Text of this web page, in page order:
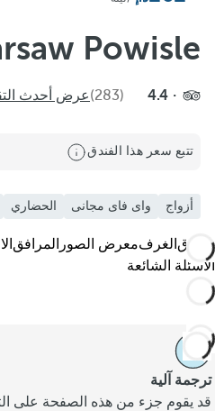
Powisle
4.4
(283) عرض أحدث
تتبع سعر هذا الفندق
أزواج واى فاى مجانى الحضاري
الفندق الغرفمعرض الصور المرافق
الأسئلة الشائعة
ترجمة آلية
قد يقوم جزء من هذه الصفحة على